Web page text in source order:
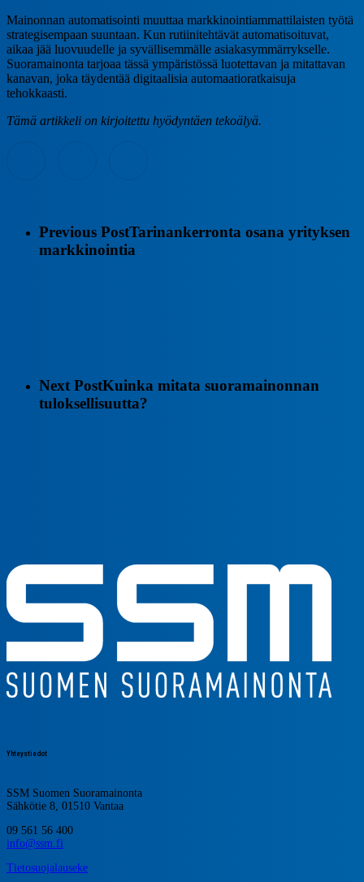
Mainonnan automatisointi muuttaa markkinointiammattilaisten työtä
strategisempaan suuntaan. Kun rutiinitehtävät automatisoituvat,
aikaa jää luovuudelle ja syvällisemmälle asiakasymmärrykselle.
Suoramainonta tarjoaa tässä ympäristössä luotettavan ja mitattavan
kanavan, joka täydentää digitaalisia automaatioratkaisuja
tehokkaasti.
Tämä artikkeli on kirjoitettu hyödyntäen tekoälyä.
Previous PostTarinankerronta osana yrityksen
markkinointia
Next PostKuinka mitata suoramainonnan
tuloksellisuutta?
Yhteystiedot
SSM Suomen Suoramainonta
Sähkötie 8, 01510 Vantaa
09 561 56 400
info@ssm.fi
Tietosuojalauseke